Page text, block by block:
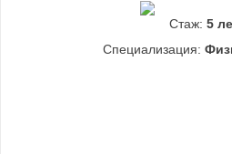
Стаж: 5
Специализация: